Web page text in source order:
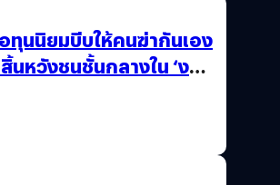
ทุนนิยมบีบให้คนฆ่ากันเอง
นหวังชนชั้นกลางใน ‘งาน